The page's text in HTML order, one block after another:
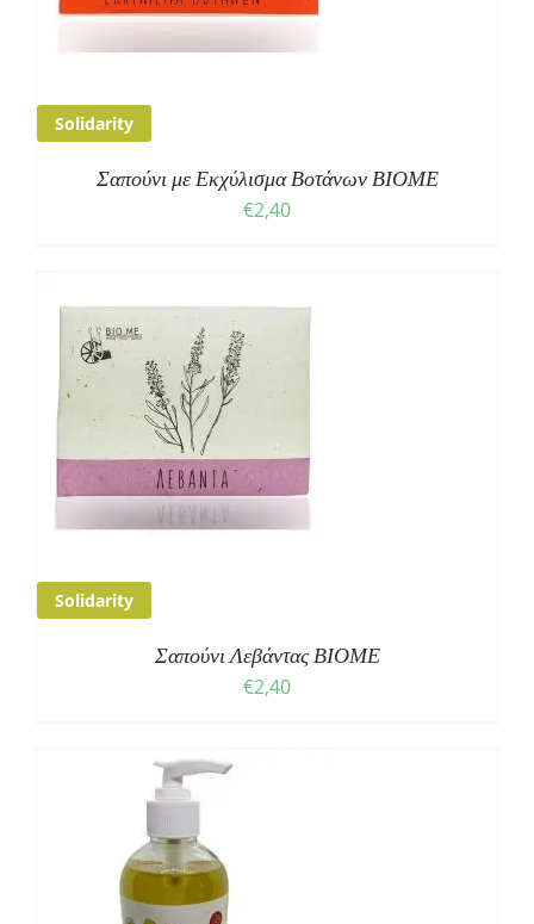
Solidarity
Σαπούνι με Εκχύλισμα Βοτάνων ΒΙΟΜΕ
€2,40
Solidarity
Σαπούνι Λεβάντας ΒΙΟΜΕ
€2,40